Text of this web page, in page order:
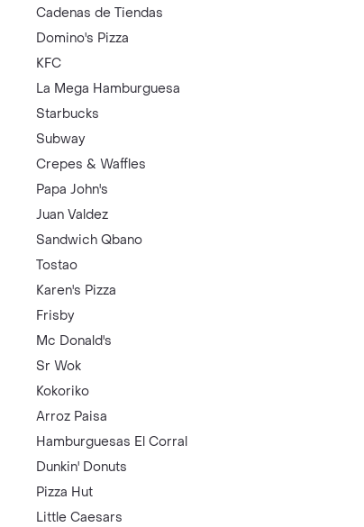
Cadenas de Tiendas
Domino's Pizza
KFC
La Mega Hamburguesa
Starbucks
Subway
Crepes & Waffles
Papa John's
Juan Valdez
Sandwich Qbano
Tostao
Karen's Pizza
Frisby
Mc Donald's
Sr Wok
Kokoriko
Arroz Paisa
Hamburguesas El Corral
Dunkin' Donuts
Pizza Hut
Little Caesars